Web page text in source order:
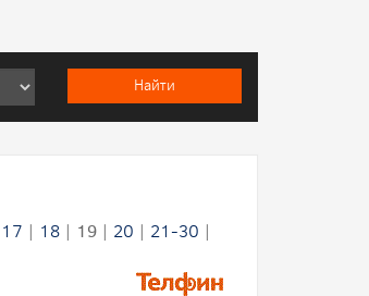
17 | 18 | 19 | 20 | 21-30 |